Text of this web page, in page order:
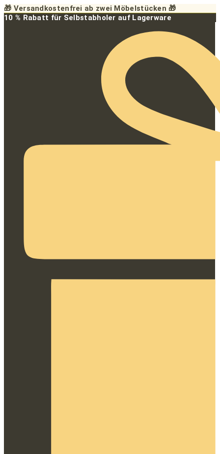
Zum
Inhalt
🎁 Versandkostenfrei ab zwei Möbelstücken 🎁
10 % Rabatt für Selbstabholer auf Lagerware